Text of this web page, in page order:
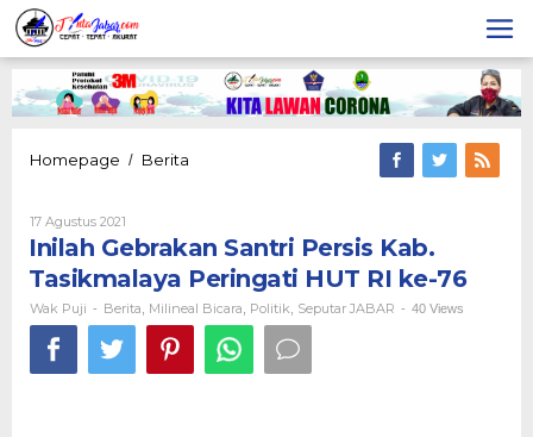
Lewati
ke
konten
Homepage / Berita
Kab.
Tasikmalaya
Peringati
HUT
RI
76
17 Agustus 2021
Wak
Puji
Inilah Gebrakan Santri Persis Kab.
Tasikmalaya Peringati HUT RI ke-76
Wak Puji - Berita Milineal Bicara Politik Seputar JABAR - 40 Views